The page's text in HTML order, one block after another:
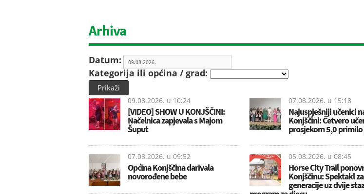
Arhiva
Datum:
Kategorija ili općina / grad:
Prikaži
09.08.2026. u 10:24
[VIDEO] SHOW U KONJŠČINI:
Načelnica zapjevala s Majom
Šuput
07.08.2026. u 09:52
Općina Konjščina darivala
novorođene bebe
07.08.2026. u 15:18
Najuspješniji učenici
Konjščini: Četvero
prosjekom 5,0 primilo
05.08.2026. u 08:45
Horse City Trail
Konjščinu: Spektakl
generacije uz dvije